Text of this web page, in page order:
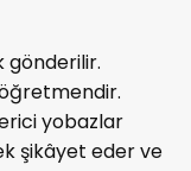
gönderilir.
yobazlar
şikâyet eder ve